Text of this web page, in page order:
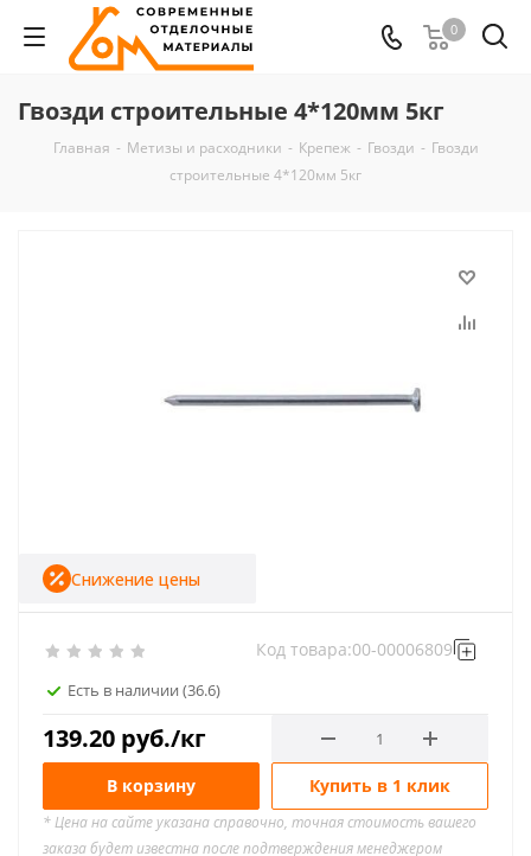
0
Гвозди строительные 4*120мм 5кг
Главная - Метизы и расходники - Крепеж - Гвозди - Гвозди
строительные 4*120мм 5кг
Есть в наличии (36.6)
Код товара:00-00006809
139.20 руб./кг
Снижение цены
В корзину Купить в 1 клик
* Цена на сайте указана справочно, точная стоимость вашего
заказа будет известна после подтверждения менеджером